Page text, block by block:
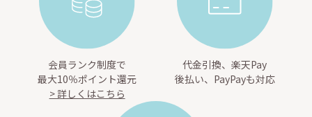
会員ランク制度で
最大10％ポイント還元
> 詳しくはこちら
代金引換、楽天Pay
後払い、PayPayも対応